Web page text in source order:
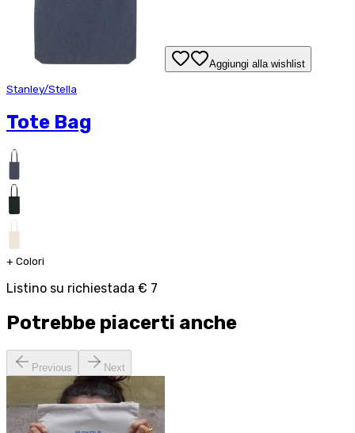
Aggiungi alla wishlist
Stanley/Stella
Tote Bag
+ Colori
Listino su richiestada € 7
Potrebbe piacerti anche
Previous Next